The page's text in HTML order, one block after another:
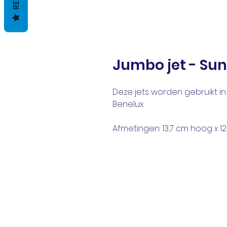
Jumbo jet -
Deze jets worden gebruikt
Benelux.
Afmetingen: 13,7 cm hoog x